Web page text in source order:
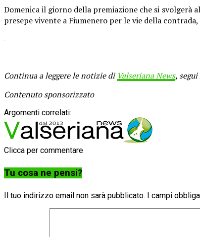
Domenica il giorno della premiazione che si svolgerà
presepe vivente a Fiumenero per le vie della
.
Continua a leggere le notizie di Valseriana News,
Contenuto sponsorizzato
Argomenti correlati:
Clicca per commentare
Tu cosa ne pensi?
Il tuo indirizzo email non sarà pubblicato. I campi